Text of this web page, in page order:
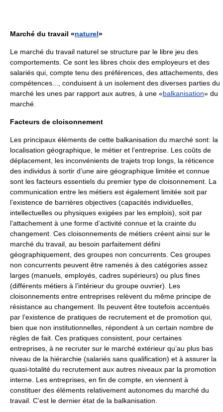
Marché du travail «naturel»
Le marché du travail naturel se structure par le libre jeu des
comportements. Ce sont les libres choix des employeurs et des
salariés qui, compte tenu des préférences, des attachements, des
compétences..., conduisent à un isolement des diverses parties du
marché les unes par rapport aux autres, à une «balkanisation» du
marché.
Facteurs de cloisonnement
Les principaux éléments de cette balkanisation du marché sont: la
localisation géographique, le métier et l’entreprise. Les coûts de
déplacement, les inconvénients de trajets trop longs, la réticence
des individus à sortir d’une aire géographique limitée et connue
sont les facteurs essentiels du premier type de cloisonnement. La
communication entre les métiers est également limitée soit par
l’existence de barrières objectives (capacités individuelles,
intellectuelles ou physiques exigées par les emplois), soit par
l’attachement à une forme d’activité connue et la crainte du
changement. Ces cloisonnements de métiers créent ainsi sur le
marché du travail, au besoin parfaitement défini
géographiquement, des groupes non concurrents. Ces groupes
non concurrents peuvent être ramenés à des catégories assez
larges (manuels, employés, cadres supérieurs) ou plus fines
(différents métiers à l’intérieur du groupe ouvrier). Les
cloisonnements entre entreprises relèvent du même principe de
résistance au changement. Ils peuvent être toutefois accentués
par l’existence de pratiques de recrutement et de promotion qui,
bien que non institutionnelles, répondent à un certain nombre de
règles de fait. Ces pratiques consistent, pour certaines
entreprises, à ne recruter sur le marché extérieur qu’au plus bas
niveau de la hiérarchie (salariés sans qualification) et à assurer la
quasi-totalité du recrutement aux autres niveaux par la promotion
interne. Les entreprises, en fin de compte, en viennent à
constituer des éléments relativement autonomes du marché du
travail. C’est le dernier état de la balkanisation.